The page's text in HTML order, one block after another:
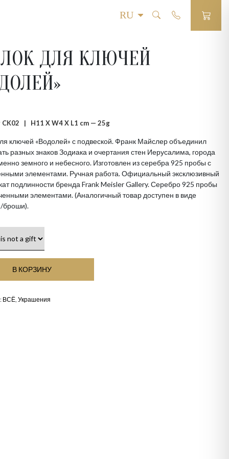
ДЛЯ КЛЮЧЕЙ
CK02 | H11 X W4 X L1 cm — 25g
ключей «Водолей» с подвеской. Франк Майслер объединил
разных знаков Зодиака и очертания стен Иерусалима, города
земного и небесного. Изготовлен из серебра 925 пробы с
элементами. Ручная работа. Официальный эксклюзивный
подлинности бренда Frank Meisler Gallery. Серебро 925 пробы
элементами. (Аналогичный товар доступен в виде
броши).
В КОРЗИНУ
ВСЁ,Украшения